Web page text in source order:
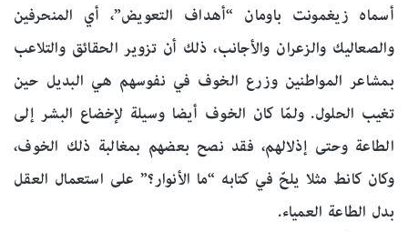
أسماه زيغمونت باومان “أهداف التعويض”، أي المنحرفين
والصعاليك والزعران والأجانب، ذلك أن تزوير الحقائق والتلاعب
بمشاعر المواطنين وزرع الخوف في نفوسهم هي البديل حين
تغيب الحلول. ولمّا كان الخوف أيضا وسيلة لإخضاع البشر إلى
الطاعة وحتى إذلالهم، فقد نصح بعضهم بمغالبة ذلك الخوف،
وكان كانط مثلا يلحّ في كتابه “ما الأنوار؟” على استعمال العقل
بدل الطاعة العمياء.